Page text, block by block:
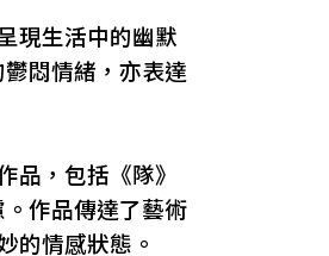
現生活中的幽默
悶情緒，亦表達
品，包括《隊》
作品傳達了藝術
的情感狀態。